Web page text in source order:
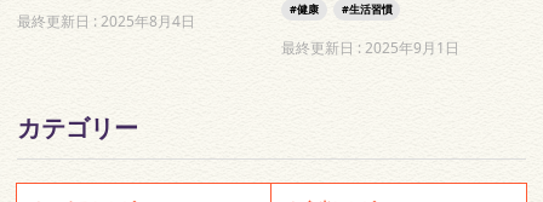
最終更新日 : 2025年8月4日
健康 生活習慣
最終更新日 :2025年9月1日
カテゴリー